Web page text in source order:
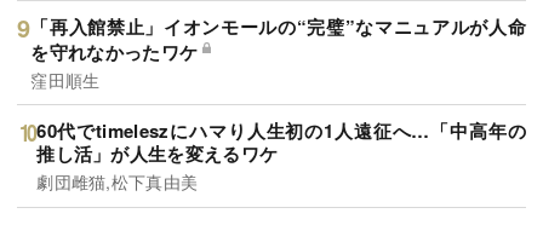
「再入館禁止」イオンモールの“完璧”なマニュアルが人命
を守れなかったワケ
窪田順生
60代でtimeleszにハマり人生初の1人遠征へ…「中高年の
推し活」が人生を変えるワケ
劇団雌猫,松下真由美